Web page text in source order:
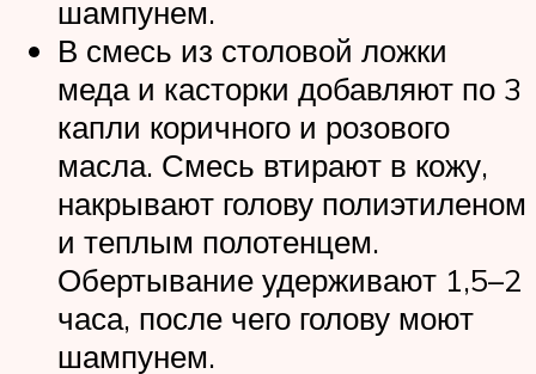
шампунем.
В смесь из столовой ложки
меда и касторки добавляют по 3
капли коричного и розового
масла. Смесь втирают в кожу,
накрывают голову полиэтиленом
и теплым полотенцем.
Обертывание удерживают 1,5–2
часа, после чего голову моют
шампунем.